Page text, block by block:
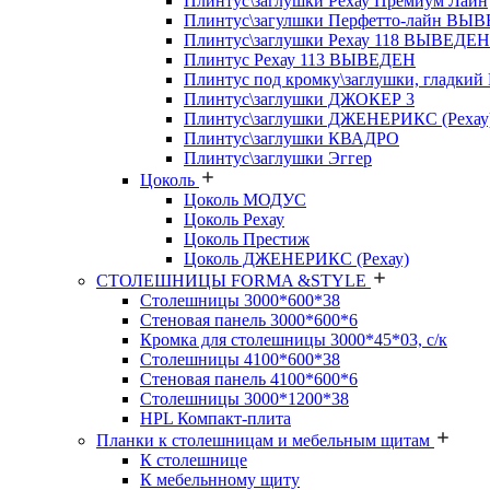
Плинтус\загулшки Перфетто-лайн
Плинтус\заглушки Рехау 118 ВЫВЕДЕН
Плинтус Рехау 113 ВЫВЕДЕН
Плинтус под кромку\заглушки, гладкий
Плинтус\заглушки ДЖОКЕР 3
Плинтус\заглушки ДЖЕНЕРИКС
Плинтус\заглушки КВАДРО
Плинтус\заглушки Эггер
Цоколь
Цоколь МОДУС
Цоколь Рехау
Цоколь Престиж
Цоколь ДЖЕНЕРИКС (Рехау)
СТОЛЕШНИЦЫ FORMA &STYLE
Столешницы 3000*600*38
Стеновая панель 3000*600*6
Кромка для столешницы 3000*45*03, с/к
Столешницы 4100*600*38
Стеновая панель 4100*600*6
Столешницы 3000*1200*38
HPL Компакт-плита
Планки к столешницам и мебельным щитам
К столешнице
К мебельнному щиту